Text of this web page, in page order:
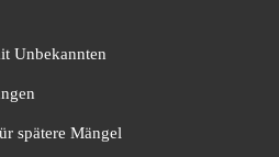
Unbekannten
spätere Mängel